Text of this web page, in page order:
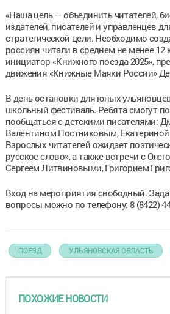
«Наша цель — объединить читателей,
издателей, писателей и управленцев
стратегической цели. Необходимо
россиян читали в среднем не менее 12
инициатор «Книжного поезда-2025»,
движения «Книжные Маяки России»
В день остановки для юных
школьный фестиваль. Ребята смогут
пообщаться с детскими писателями:
Валентином Постниковым,
Взрослых читателей ожидает
русское слово», а также встречи с
Сергеем Литвиновыми, Григорием
Вход на мероприятия свободный.
вопросы можно по телефону: 8 (8422)
ПОЕЗД УЛЬЯНОВСКАЯ ОБЛАСТЬ
ПОХОЖИЕ НОВОСТИ